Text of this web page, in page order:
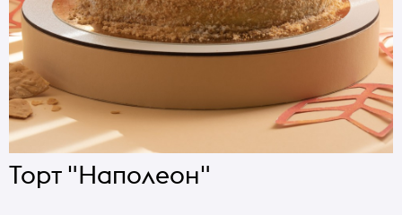
Торт "Наполеон"